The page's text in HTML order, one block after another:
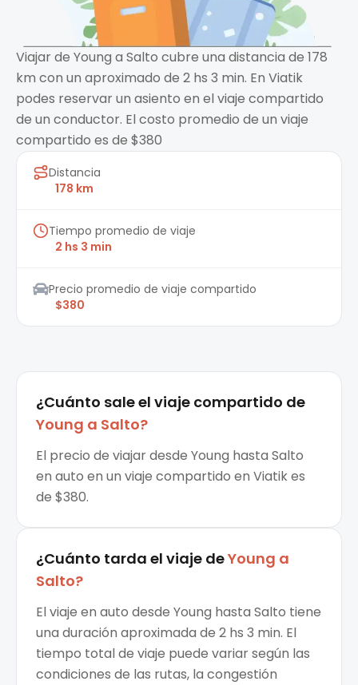
Viajar de Young a Salto cubre una distancia de 178
km con un aproximado de 2 hs 3 min. En Viatik
podes reservar un asiento en el viaje compartido
de un conductor. El costo promedio de un viaje
compartido es de $380
Distancia
178 km
Tiempo promedio de viaje
2 hs 3 min
Precio promedio de viaje compartido
$380
¿Cuánto sale el viaje compartido de
Young a Salto?
El precio de viajar desde Young hasta Salto
en auto en un viaje compartido en Viatik es
de $380.
¿Cuánto tarda el viaje deYoung a
Salto?
El viaje en auto desde Young hasta Salto tiene
una duración aproximada de 2 hs 3 min. El
tiempo total de viaje puede variar según las
condiciones de las rutas, la congestión